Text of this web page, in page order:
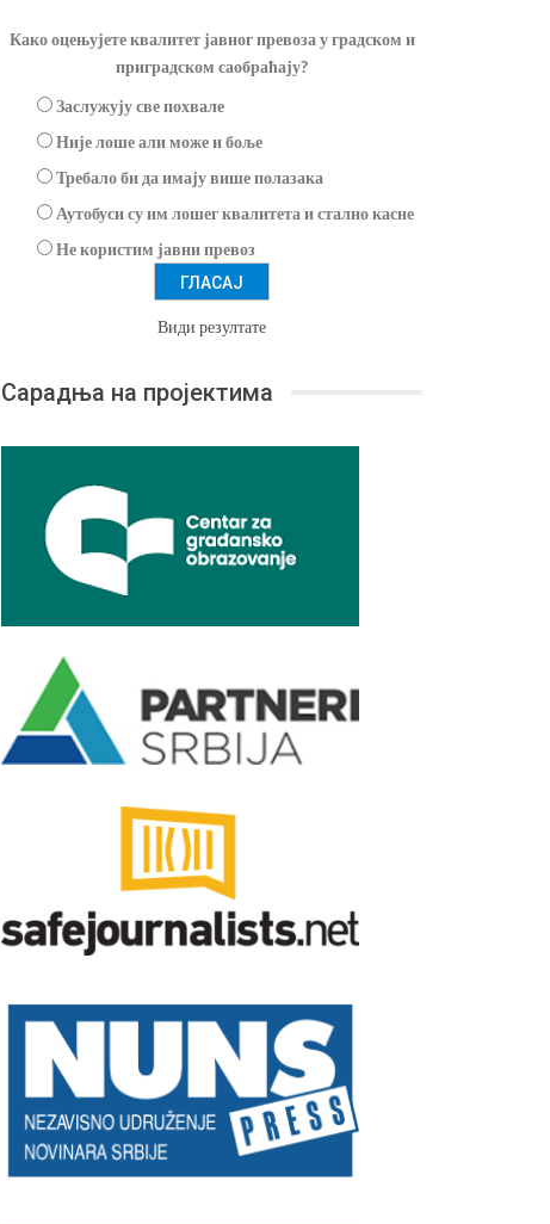
Како оцењујете квалитет јавног превоза у градском и
приградском саобраћају?
Заслужују све похвале
Није лоше али може и боље
Требало би да имају више полазака
Аутобуси су им лошег квалитета и стално касне
Не користим јавни превоз
Види резултате
Сарадња на пројектима